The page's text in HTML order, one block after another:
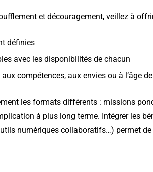
et découragement, veillez à
définies
avec les disponibilités de chacun
compétences, aux envies ou à l’âge
les formats différents : missions
à plus long terme. Intégrer les
numériques collaboratifs…) permet